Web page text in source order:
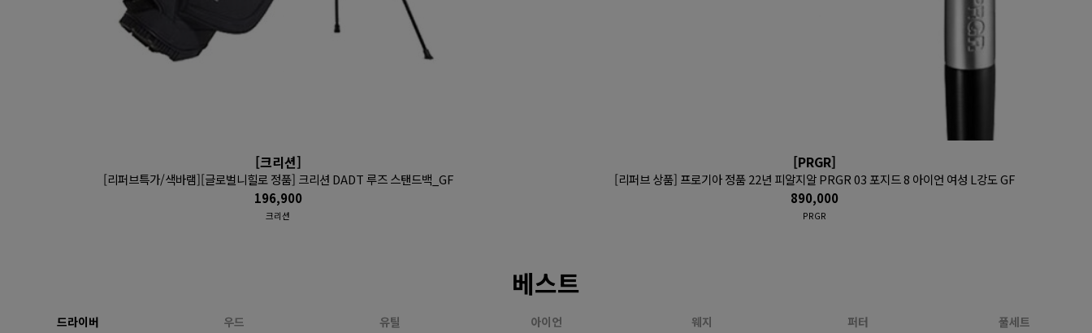
[크리션]
[리퍼브특가/색바램][글로벌니힐로 정품] 크리션 DADT 루즈 스탠드백_GF
196,900
크리션
[PRGR]
[리퍼브 상품] 프로기아 정품 22년 피알지알 PRGR 03 포지드 8 아이언 여성 L강도 GF
890,000
PRGR
베스트
드라이버 우드 유틸 아이언 웨지 퍼터 풀세트